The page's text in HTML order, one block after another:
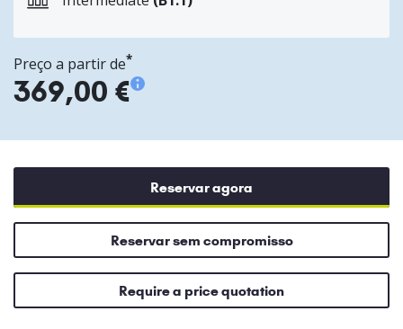
Preço a partir de*
369,00 €
Reservar agora
Reservar sem compromisso
Require a price quotation